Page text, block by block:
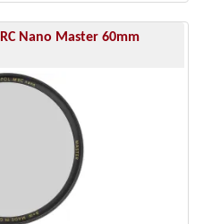
Nano Master 60mm